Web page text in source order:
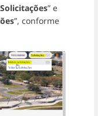
Solicitações” e
”, conforme